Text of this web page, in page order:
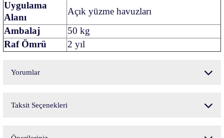
Uygulama
Alanı
Açık yüzme havuzları
Ambalaj
50 kg
Raf Ömrü
2 yıl
Yorumlar
Taksit Seçenekleri